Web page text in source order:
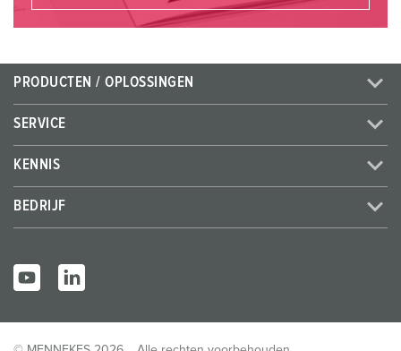
PRODUCTEN / OPLOSSINGEN
SERVICE
KENNIS
BEDRIJF